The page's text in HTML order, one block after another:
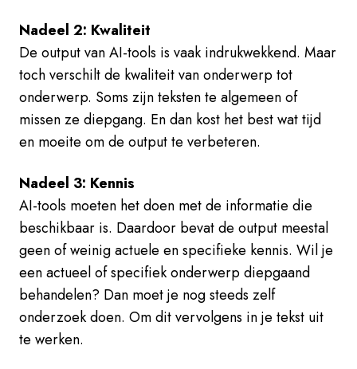
Nadeel 2: Kwaliteit
De output van AI-tools is vaak indrukwekkend. Maar
toch verschilt de kwaliteit van onderwerp tot
onderwerp. Soms zijn teksten te algemeen of
missen ze diepgang. En dan kost het best wattijd
en moeite om de output te verbeteren.
Nadeel 3: Kennis
AI-tools moeten het doen met de informatie die
beschikbaar is. Daardoor bevat de output meestal
geen of weinig actuele en specifieke kennis. Wil je
een actueel of specifiek onderwerp diepgaand
behandelen? Dan moet je nog steeds zelf
onderzoek doen. Om dit vervolgens in je tekst uit
te werken.